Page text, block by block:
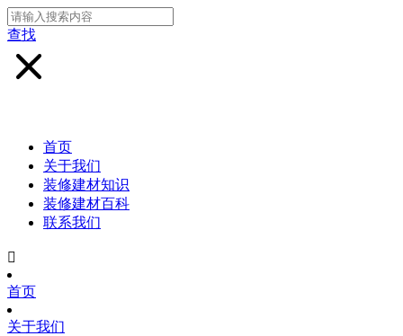
查找
首页
关于我们
装修建材知识
装修建材百科
联系我们

首页
关于我们